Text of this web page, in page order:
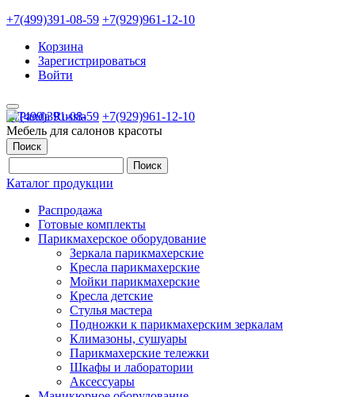
+7(499)391-08-59 +7(929)961-12-10
Корзина
Зарегистрироваться
Войти
+7(499)391-08-59 +7(929)961-12-10
Мебель для салонов красоты
Поиск
Каталог продукции
Распродажа
Готовые комплекты
Парикмахерское оборудование
Зеркала парикмахерские
Кресла парикмахерские
Мойки парикмахерские
Кресла детские
Стулья мастера
Подножки к парикмахерским зеркалам
Климазоны, сушуары
Парикмахерские тележки
Шкафы и лаборатории
Аксессуары